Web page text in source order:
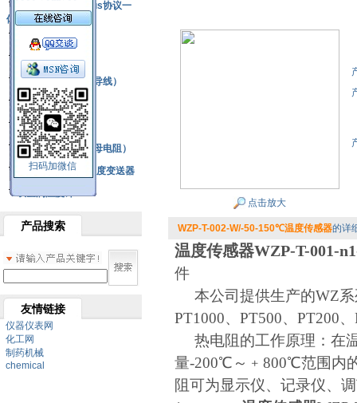
扫码加微信
RS485通讯modbus协议一
体化现场智能仪表
热电偶
压力式温度计
热电偶补偿电缆（导线）
振动传感器
热电阻
铂热电阻元件（云母电阻）
SBW系列一体化温度变送器
双金属温度计
产品搜索
友情链接
仪器仪表网
化工网
制药机械
chemical
点击放大
WZP-T-002-W/-50-150℃温度传感器的详
温度传感器WZP-T-001-
件
本公司提供生产的WZ
PT1000、 PT500、 PT200、
热电阻的工作原理：在
量-200℃ ～﹢800℃范围内
阻可为显示仪、记录仪、